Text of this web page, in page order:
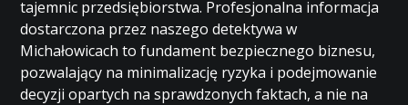
tajemnic przedsiębiorstwa. Profesjonalna informacja
dostarczona przez naszego detektywa w
Michałowicach to fundament bezpiecznego biznesu,
pozwalający na minimalizację ryzyka i podejmowanie
decyzji opartych na sprawdzonych faktach, a nie na